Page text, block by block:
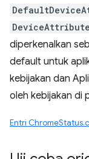
diperkenalkan
default untuk
kebijakan dan
oleh kebijakan di
Entri